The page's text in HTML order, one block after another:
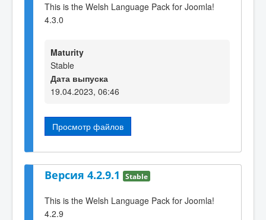
This is the Welsh Language Pack for Joomla!
4.3.0
Maturity
Stable
Дата выпуска
19.04.2023, 06:46
Просмотр файлов
Версия 4.2.9.1 Stable
This is the Welsh Language Pack for Joomla!
4.2.9